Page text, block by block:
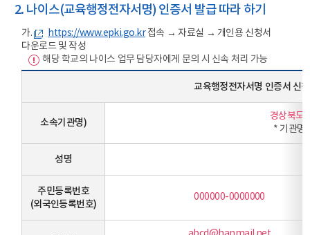
2. 나이스(교육행정전자서명) 인증서 발급 따라 하기
가. https://www.epki.go.kr접속 → 자료실 → 개인용 신청서
다운로드 및 작성
해당 학교의 나이스 업무 담당자에게 문의 시 신속 처리 가능
교육행정전자서명 인증서 신
소속기관명)
경상북도
* 기관명
성명
주민등록번호
(외국인등록번호)
000000-0000000